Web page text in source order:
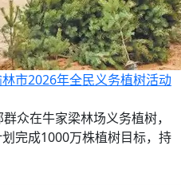
市2026年全民义务植树活动
众在牛家梁林场义务植树，
完成1000万株植树目标，持